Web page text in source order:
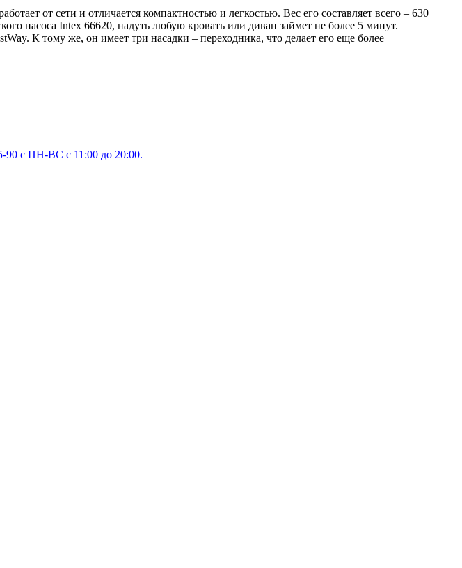
от сети и отличается компактностью и легкостью. Вес его составляет всего – 630
насоса Intex 66620, надуть любую кровать или диван займет не более 5 минут.
К тому же, он имеет три насадки – переходника, что делает его еще более
90 с ПН-ВС с 11:00 до 20:00.